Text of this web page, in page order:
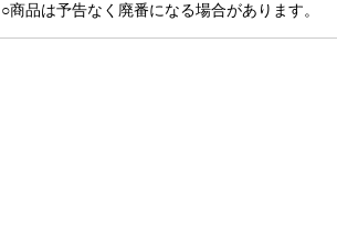
○商品は予告なく廃番になる場合があります。